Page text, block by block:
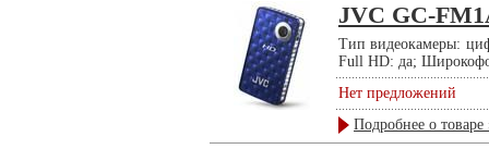
JVC GC-
Тип видеокамеры:
Full HD: да;
Нет предложений
Подробнее о товаре